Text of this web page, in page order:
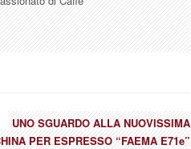
UNO SGUARDO ALLA NUOVISSIMA
PER ESPRESSO “FAEMA E71e”